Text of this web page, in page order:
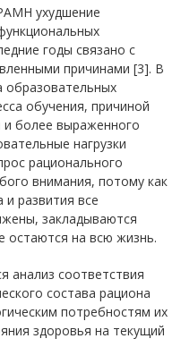
ухудшение
годы связано с
причинами [3]. В
образовательных
обучения, причиной
и более выраженного
нагрузки
рационального
внимания, потому как
развития все
закладываются
остаются на всю жизнь.
анализ соответствия
состава рациона
потребностям их
здоровья на текущий